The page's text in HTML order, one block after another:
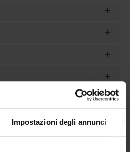
Impostazioni degli annunci